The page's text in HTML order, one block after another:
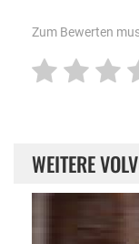
Zum Bewerten
WEITERE